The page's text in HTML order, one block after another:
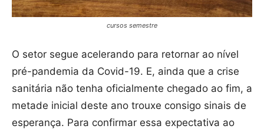
cursos semestre
O setor segue acelerando para retornar ao nível
pré-pandemia da Covid-19. E, ainda que a crise
sanitária não tenha oficialmente chegado ao fim, a
metade inicial deste ano trouxe consigo sinais de
esperança. Para confirmar essa expectativa ao